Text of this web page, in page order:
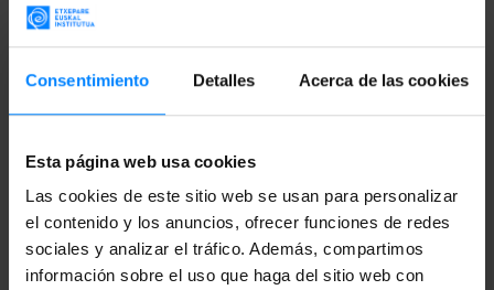
Consentimiento Detalles Acerca de las cookies
Esta página web usa cookies
Las cookies de este sitio web se usan para personalizar
el contenido y los anuncios, ofrecer funciones de redes
sociales y analizar el tráfico. Además, compartimos
información sobre el uso que haga del sitio web con
comunicación madrileños para presentar una obra que, en
su padre. “A medida que transcurre el tiempo, los sueños y
nos parece que es”, ha señalado. Ese es el punto de
partida de la historia de Oliver, un personaje que,
preocupado por el control de su imagen, emprende un
viaje, a ratos alucinógeno, en busca de su dignidad y del